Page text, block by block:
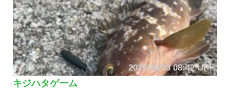
2026/08/03 08:42 UP!
キジハタゲーム